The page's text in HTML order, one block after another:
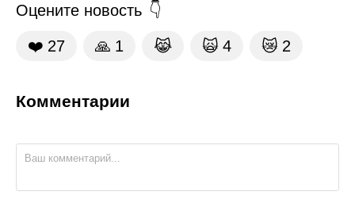
Оцените новость
❤️ 27 🙏 1 😹 🙀 4 😿 2
Комментарии